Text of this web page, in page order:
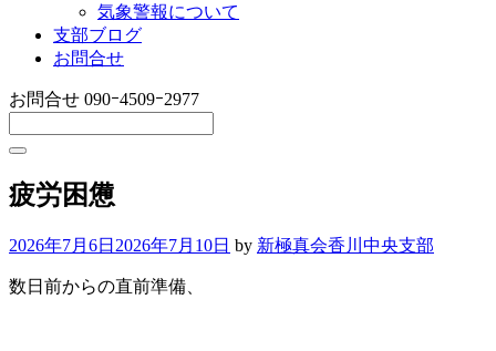
気象警報について
支部ブログ
お問合せ
お問合せ 090ｰ4509ｰ2977
疲労困憊
2026年7月6日 2026年7月10日 by 新極真会香川中央支部
数日前からの直前準備、